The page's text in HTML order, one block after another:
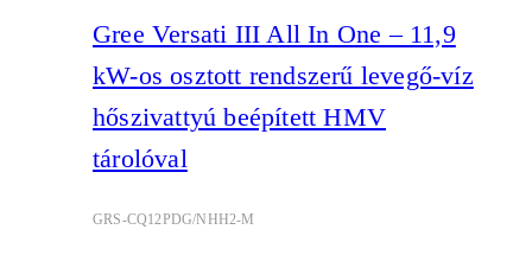
Gree Versati III All In One – 11,9
kW-os osztott rendszerű levegő-víz
hőszivattyú beépített HMV
tárolóval
GRS-CQ12PDG/NHH2-M